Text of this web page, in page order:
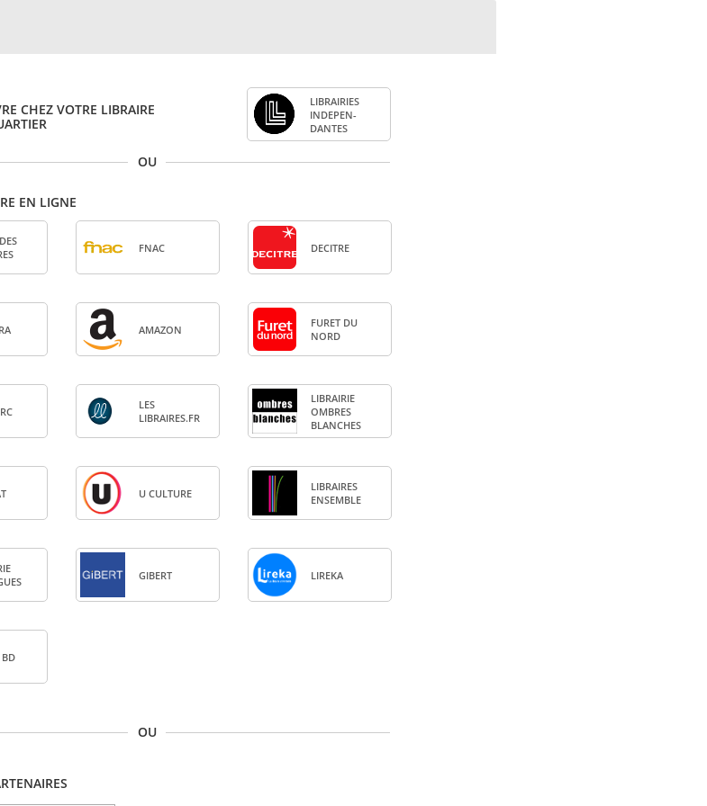
CHEZ VOTRE LIBRAIRE
LIBRAI­RIES
INDE­PEN­
DANTES
OU
EN LIGNE
FNAC DECITRE
AMA­ZON
FURET DU
NORD
LES
LIBRAIRES.FR
LIBRAI­RIE
OMBRES
BLANCHES
U CULTURE
LIBRAIRES
ENSEMBLE
GIBERT LIREKA
OU